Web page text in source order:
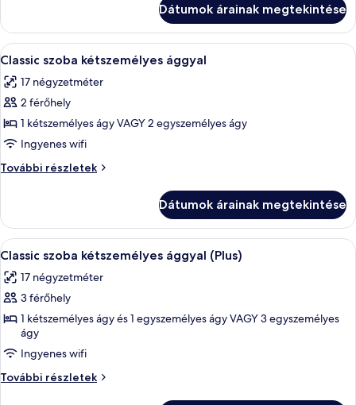
további
részletei
Dátumok árainak megtekintése
A
következő
szoba
összes
képének
megtekintése:
Classic
szoba
ággyal
Egy szállodai szoba, amelyben
8
Classic szoba kétszemélyes ággyal
17 négyzetméter
2 férőhely
1 kétszemélyes ágy VAGY 2 egyszemélyes ágy
Ingyenes wifi
További részletek
Classic
további
részletei
Dátumok árainak megtekintése
A
következő
szoba
összes
képének
megtekintése:
Classic
szoba
Egy szállodai szoba, amelyben egy
7
Classic szoba kétszemélyes ággyal (Plus)
17 négyzetméter
3 férőhely
1 kétszemélyes ágy és 1 egyszemélyes ágy VAGY 3 egyszemélyes
ágy
Ingyenes wifi
További részletek
Classic